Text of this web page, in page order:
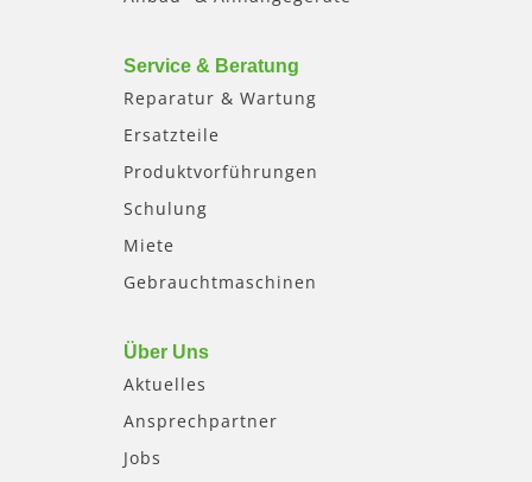
Service & Beratung
Reparatur & Wartung
Ersatzteile
Produktvorführungen
Schulung
Miete
Gebrauchtmaschinen
Über Uns
Aktuelles
Ansprechpartner
Jobs